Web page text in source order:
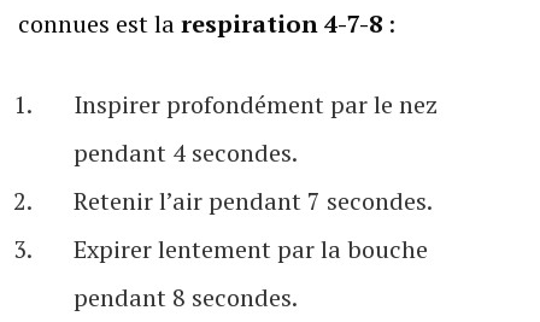
connues est larespiration 4-7-8 :
Inspirer profondément par le nez
pendant 4 secondes.
Retenir l’air pendant 7 secondes.
Expirer lentement par la bouche
pendant 8 secondes.